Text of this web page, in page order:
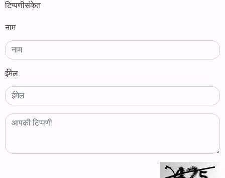
टिप्पणीसंकेत
नाम
ईमेल